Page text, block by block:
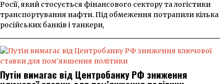
Росії, який стосується фінансового сектору та логістики
транспортування нафти. Під обмеження потрапили кілька
російських банків і танкери,
Путін вимагає від Центробанку РФ зниження